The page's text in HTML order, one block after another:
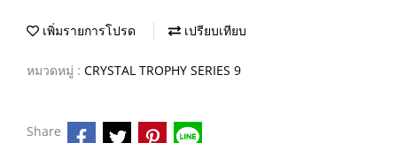
เพิ่มรายการโปรด เปรียบเทียบ
หมวดหมู่ : CRYSTAL TROPHY SERIES 9
Share